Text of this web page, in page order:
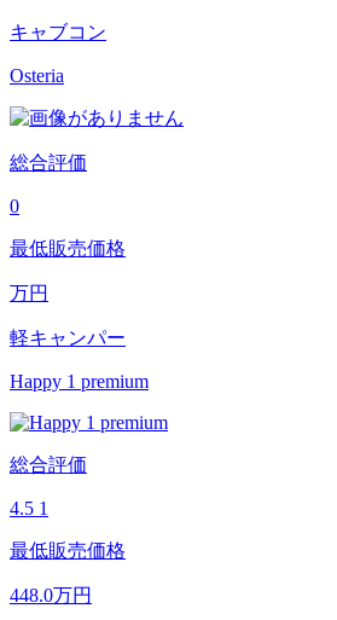
キャブコン
Osteria
総合評価
0
最低販売価格
万円
軽キャンパー
Happy 1 premium
総合評価
4.5 1
最低販売価格
448.0万円